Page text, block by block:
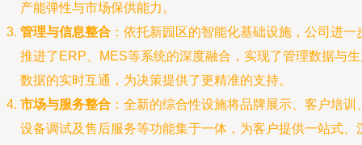
产能弹性与市场保供能力。
管理与信息整合 ：依托新园区的智能化基础设施，公司进一
推进了ERP、MES等系统的深度融合，实现了管理数据与
数据的实时互通，为决策提供了更精准的支持。
市场与服务整合 ：全新的综合性设施将品牌展示、客户培训
设备调试及售后服务等功能集于一体，为客户提供一站式、